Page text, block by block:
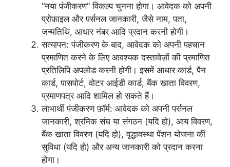
“नया पंजीकरण” विकल्प चुनना होगा। आवेदक को अपनी
प्रोफ़ाइल और पर्सनल जानकारी, जैसे नाम, पता,
जन्मतिथि, आधार नंबर आदि प्रदान करनी होगी।
सत्यापन: पंजीकरण के बाद, आवेदक को अपनी पहचान
प्रमाणित करने के लिए आवश्यक दस्तावेज़ों की प्रमाणित
प्रतिलिपि अपलोड करनी होगी। इसमें आधार कार्ड, पैन
कार्ड, पासपोर्ट, वोटर आईडी कार्ड, बैंक खाता विवरण,
प्रमाणपत्र आदि शामिल हो सकते हैं।
लाभार्थी पंजीकरण फ़ॉर्म: आवेदक को अपनी पर्सनल
जानकारी, श्रमिक संघ या संगठन (यदि हो), आय विवरण,
बैंक खाता विवरण (यदि हो), वृद्धावस्था पेंशन योजना की
सुविधा (यदि हो) और अन्य जानकारी को प्रदान करना
होगा।